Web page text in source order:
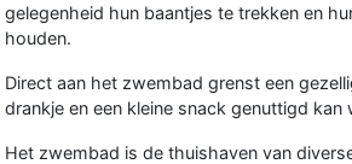
gelegenheid hun baantjes te trekken en
houden.
Direct aan het zwembad grenst een
drankje en een kleine snack genuttigd kan
Het zwembad is de thuishaven van